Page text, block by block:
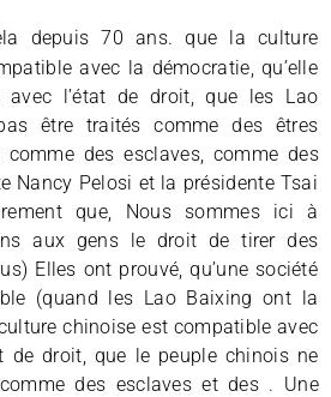
depuis 70 ans. que la culture
avec la démocratie, qu’elle
avec l’état de droit, que les Lao
être traités comme des êtres
des esclaves, comme des
Nancy Pelosi et la présidente Tsai
que, Nous sommes ici à
aux gens le droit de tirer des
Elles ont prouvé, qu’une société
(quand les Lao Baixing ont la
chinoise est compatible avec
de droit, que le peuple chinois ne
des esclaves et des . Une